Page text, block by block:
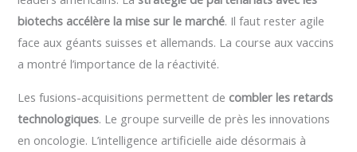
biotechs accélère la mise sur le marché. Il faut rester agile
face aux géants suisses et allemands. La course aux vaccins
a montré l’importance de la réactivité.
Les fusions-acquisitions permettent de combler les retards
technologiques. Le groupe surveille de près les innovations
en oncologie. L’intelligence artificielle aide désormais à